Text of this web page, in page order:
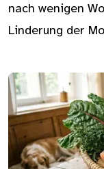
nach wenigen
Linderung der